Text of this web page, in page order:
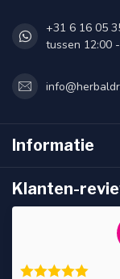
+31 6 16 05
tussen 12:00
Informatie
Klanten-